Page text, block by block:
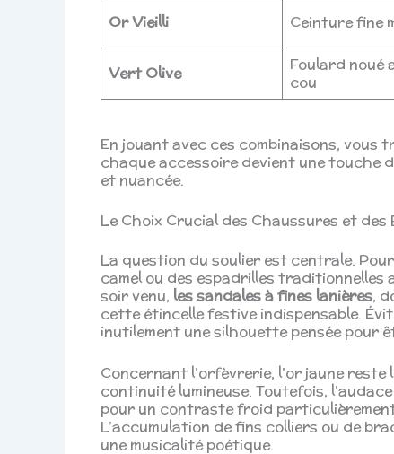
Or Vieilli Ceinture fine
Vert Olive
Foulard noué
cou
En jouant avec ces combinaisons, vous
chaque accessoire devient une touche
et nuancée.
Le Choix Crucial des Chaussures et des
La question du soulier est centrale.
camel ou des espadrilles
soir venu, les sandales à fines lanières,
cette étincelle festive indispensable.
inutilement une silhouette pensée pour
Concernant l’orfèvrerie, l’or jaune
continuité lumineuse. Toutefois,
pour un contraste froid
L’accumulation de fins colliers ou de
une musicalité poétique.